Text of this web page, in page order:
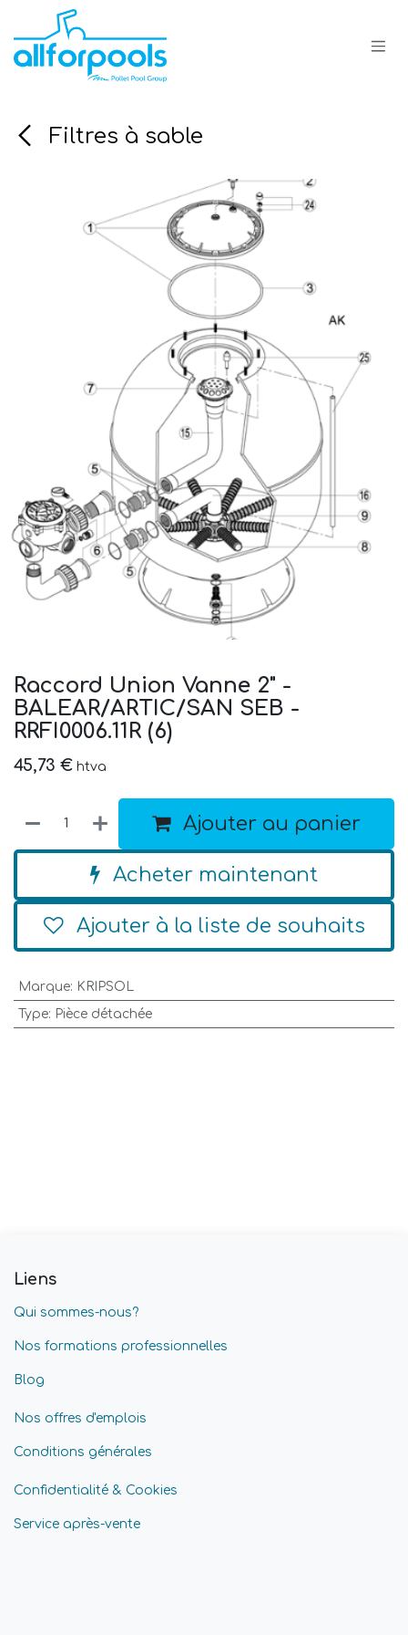
Se rendre au contenu
Filtres à sable
Raccord Union Vanne 2" -
BALEAR/ARTIC/SAN SEB -
RRFI0006.11R (6)
45,73 € htva
Ajouter au panier
Acheter maintenant
Ajouter à la liste de souhaits
Marque: KRIPSOL
Type: Pièce détachée
Liens
Qui sommes-nous?
Nos formations professionnelles
Blog
Nos offres d'emplois
Conditions générales
Confidentialité & Cookies
Service après-vente